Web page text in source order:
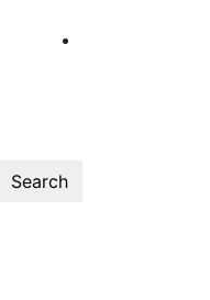
Search